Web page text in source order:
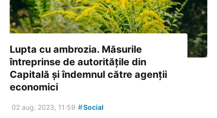
Lupta cu ambrozia. Măsurile
întreprinse de autoritățile din
Capitală și îndemnul către agenții
economici
02 aug. 2023, 11:59 #Social